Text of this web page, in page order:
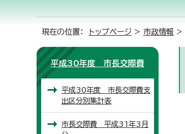
現在の位置： トップページ > 市政情報 >
平成30年度 市長交際費
平成30年度 市長交際費支
出区分別集計表
市長交際費 平成31年3月